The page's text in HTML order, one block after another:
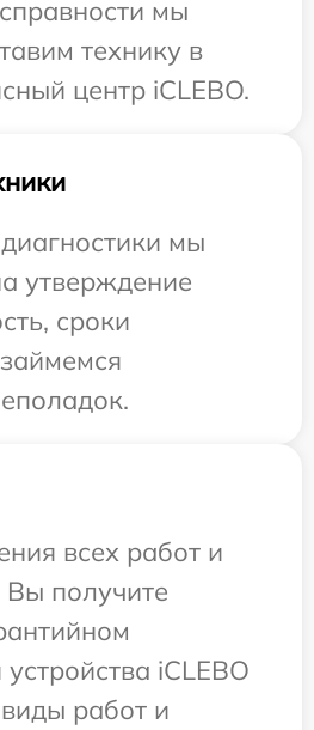
мы
технику в
центр iCLEBO.
мы
утверждение
сроки
всех работ и
Вы получите
iCLEBO
работ и